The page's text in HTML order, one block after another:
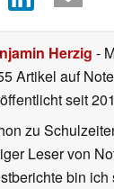
Herzig -
Artikel auf
seit
zu
Leser von
bin